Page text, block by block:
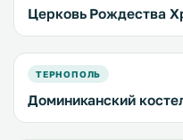
Церковь Рождества
ТЕРНОПОЛЬ
Доминиканский